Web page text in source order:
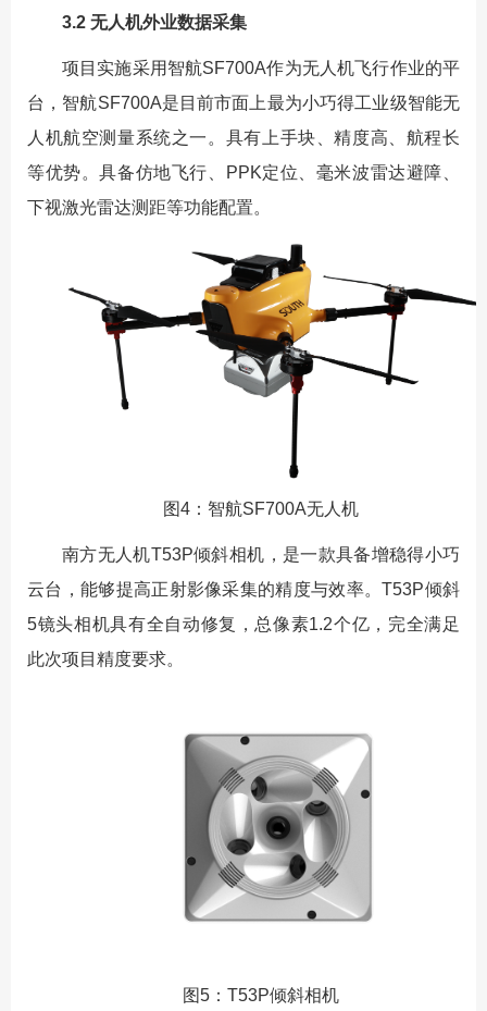
3.2 无人机外业数据采集
项目实施采用智航SF700A作为无人机飞行作业的平
台，智航SF700A是目前市面上最为小巧得工业级智能无
人机航空测量系统之一。具有上手块、精度高、航程长
等优势。具备仿地飞行、PPK定位、毫米波雷达避障、
下视激光雷达测距等功能配置。
图4：智航SF700A无人机
南方无人机T53P倾斜相机，是一款具备增稳得小巧
云台，能够提高正射影像采集的精度与效率。T53P倾斜
5镜头相机具有全自动修复，总像素1.2个亿，完全满足
此次项目精度要求。
图5：T53P倾斜相机